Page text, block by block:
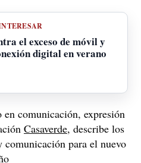
el exceso de móvil y
digital en verano
comunicación, expresión
Casaverde, describe los
comunicación para el nuevo